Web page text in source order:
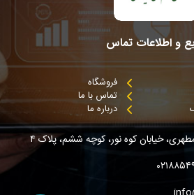
و اطلاعات تماس
فروشگاه
تماس با ما
درباره ما
خیابان کوه نور، کوچه ششم، پلاک ۴